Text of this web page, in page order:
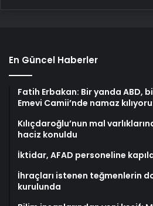
En Güncel Haberler
Fatih Erbakan: Bir yanda ABD,
Emevi Camii’nde namaz
Kılıçdaroğlu’nun mal
haciz konuldu
İktidar, AFAD personeline
İhraçları istenen teğmenlerin
kurulunda